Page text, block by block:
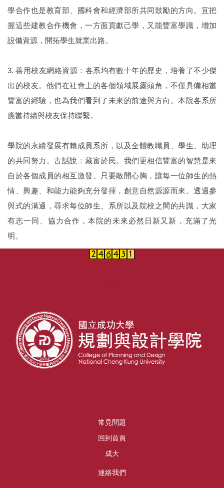
學合作也是教育部、國科會和經濟部所共同鼓勵的方向。宜把
握這些建教合作機會，一方面貢獻己學，又能豐富學識，增加
設備資源，開拓學生就業出路。
3. 善用校友網絡資源：各系均有數十年的歷史，培養了不少傑
出的校友。他們在社會上的各個領域展露頭角，不僅具備相當
豐富的經驗，也為我們看到了未來的前途與方向。本院各系所
應當持續與校友保持聯繫。
學院的永續發展有賴成員系所，以及全體教職員、學生、助理
的共同努力。古話說：藏富於民。我們更相信豐富的智慧是來
自於各個成員的相互激發。只要敞開心胸，讓每一位師生的熱
情、興趣、和能力能夠充分發揮，創意自然源源而來。透過參
與式的溝通，尋求每位師生、系所以及院校之間的共識，大家
有志一同、協力合作，本院的未來必然日新又新，充滿了光
明。
:::
常見問題
回到首頁
成大
連絡我們